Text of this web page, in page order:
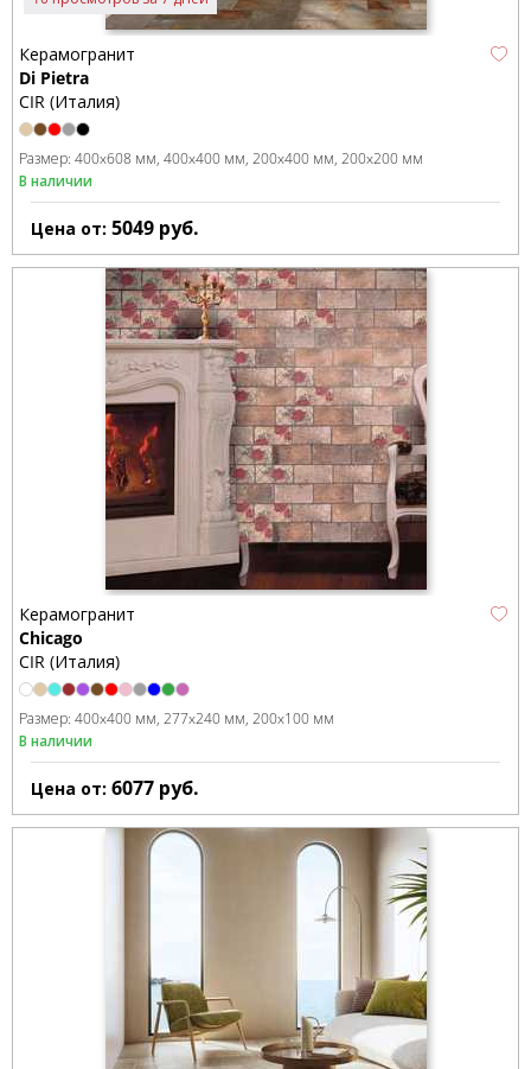
Керамогранит
Di Pietra
CIR (Италия)
Размер: 400x608 мм 400x400 мм 200x400 мм 200x200 мм
В наличии
Цена от: 5049 руб.
Керамогранит
Chicago
CIR (Италия)
Размер: 400x400 мм 277x240 мм 200x100 мм
В наличии
Цена от: 6077 руб.